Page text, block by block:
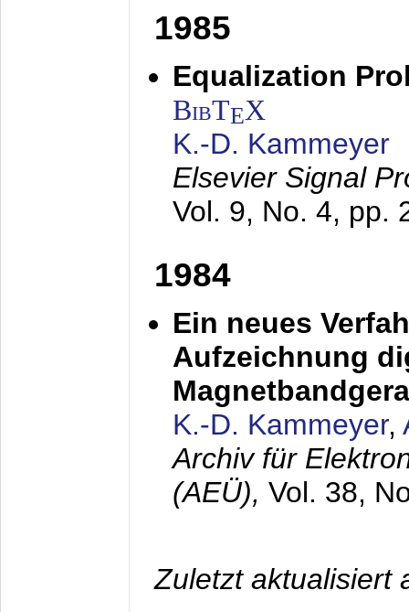
1985
Equalization
BibTEX
K.-D. Kammeyer
Elsevier Signal
Vol. 9, No. 4, pp.
1984
Ein neues
Aufzeichnung
K.-D. Kammeyer,
Archiv für
(AEÜ), Vol. 38,
Zuletzt aktualisiert